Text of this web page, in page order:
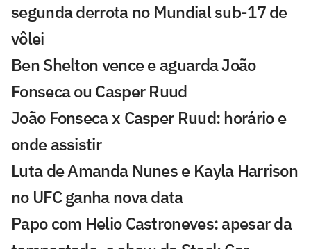
segunda derrota no Mundial sub-17 de
vôlei
Ben Shelton vence e aguarda João
Fonseca ou Casper Ruud
João Fonseca x Casper Ruud: horário e
onde assistir
Luta de Amanda Nunes e Kayla Harrison
no UFC ganha nova data
Papo com Helio Castroneves: apesar da